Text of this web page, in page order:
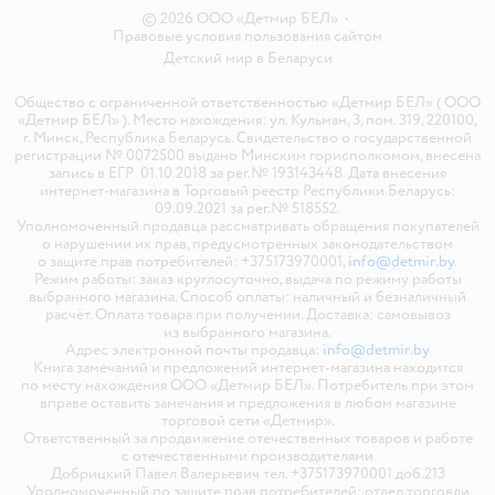
© 2026 ООО «Детмир БЕЛ» •
Правовые условия пользования сайтом
Детский мир в Беларуси
Общество с ограниченной ответственностью «Детмир БЕЛ» ( ООО
«Детмир БЕЛ» ). Место нахождения: ул. Кульман, 3, пом. 319, 220100,
г. Минск, Республика Беларусь. Свидетельство о государственной
регистрации № 0072500 выдано Минским горисполкомом, внесена
запись в ЕГР 01.10.2018 за рег.№ 193143448. Дата внесения
интернет-магазина в Торговый реестр Республики Беларусь:
09.09.2021 за рег.№ 518552.
Уполномоченный продавца рассматривать обращения покупателей
о нарушении их прав, предусмотренных законодательством
о защите прав потребителей: +375173970001, info@detmir.by.
Режим работы: заказ круглосуточно, выдача по режиму работы
выбранного магазина. Способ оплаты: наличный и безналичный
расчёт. Оплата товара при получении. Доставка: самовывоз
из выбранного магазина.
Адрес электронной почты продавца: info@detmir.by
Книга замечаний и предложений интернет-магазина находится
по месту нахождения ООО «Детмир БЕЛ». Потребитель при этом
вправе оставить замечания и предложения в любом магазине
торговой сети «Детмир».
Ответственный за продвижение отечественных товаров и работе
с отечественными производителями
Добрицкий Павел Валерьевич тел. +375173970001 доб.213